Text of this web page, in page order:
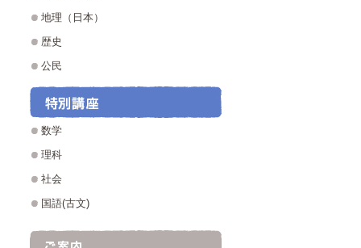
地理（日本）
歴史
公民
数学
理科
社会
国語(古文)